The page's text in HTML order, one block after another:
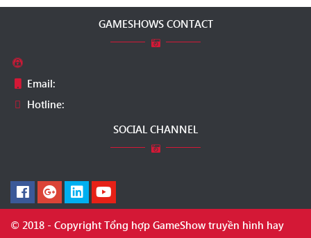
GAMESHOWS CONTACT
Email:
Hotline:
SOCIAL CHANNEL
© 2018 - Copyright Tổng hợp GameShow truyền hình hay